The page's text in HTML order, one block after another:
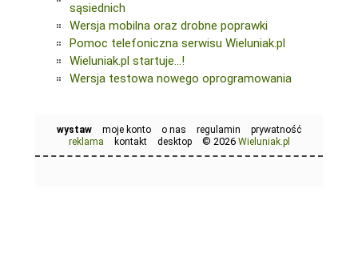
sąsiednich
Wersja mobilna oraz drobne poprawki
Pomoc telefoniczna serwisu Wieluniak.pl
Wieluniak.pl startuje...!
Wersja testowa nowego oprogramowania
wystaw moje konto o nas regulamin
prywatność
reklama
kontakt desktop © 2026 Wieluniak.pl